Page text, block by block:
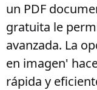
un PDF
gratuita le
avanzada. La
en imagen'
rápida y